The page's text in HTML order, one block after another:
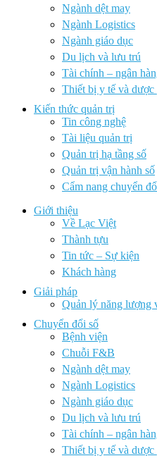
Ngành dệt may
Ngành Logistics
Ngành giáo dục
Du lịch và lưu trú
Tài chính – ngân
Thiết bị y tế và dược
Kiến thức quản trị
Tin công nghệ
Tài liệu quản trị
Quản trị hạ tầng số
Quản trị vận hành số
Cẩm nang chuyển
Giới thiệu
Về Lạc Việt
Thành tựu
Tin tức – Sự kiện
Khách hàng
Giải pháp
Quản lý năng lượng
Chuyển đổi số
Bệnh viện
Chuỗi F&B
Ngành dệt may
Ngành Logistics
Ngành giáo dục
Du lịch và lưu trú
Tài chính – ngân
Thiết bị y tế và dược